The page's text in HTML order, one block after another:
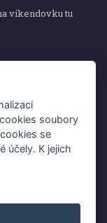
víkendovku tu
víkendovku tu
sekerku Fiskars
ceny z letáku!
soubory
se
účely. K jejich